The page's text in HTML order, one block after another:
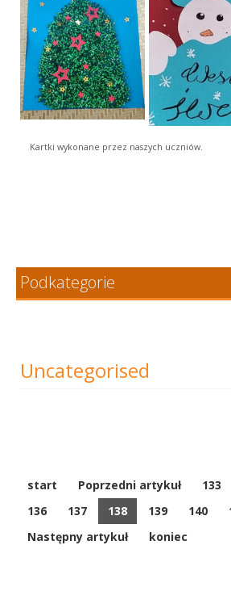
Kartki wykonane przez naszych uczniów.
Podkategorie
Uncategorised
start Poprzedni artykuł 133
136
137 138 139 140
Następny artykuł
koniec